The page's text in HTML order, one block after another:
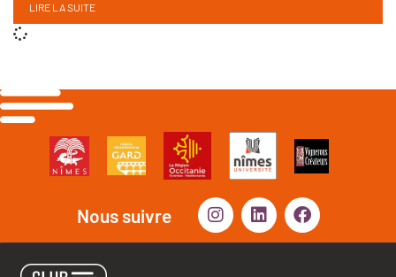
LIRE LA SUITE
Nous suivre